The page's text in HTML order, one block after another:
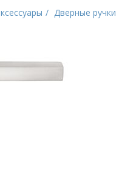
Дверные ручки